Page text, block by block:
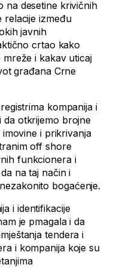
na desetine krivičnih
relacije između
javnih
crtao kako
i kakav uticaj
građana Crne
kompanija i
da otkrijemo brojne
i prikrivanja
off shore
funkcionera i
na taj način i
bogaćenje.
i identifikacije
je pmagala i da
tendera i
i kompanija koje su